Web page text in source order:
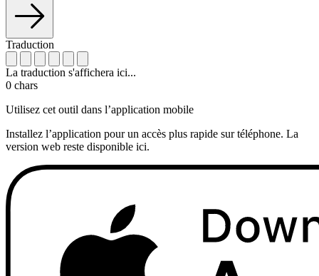
Traduction
La traduction s'affichera ici...
0 chars
Utilisez cet outil dans l’application mobile
Installez l’application pour un accès plus rapide sur téléphone. La
version web reste disponible ici.